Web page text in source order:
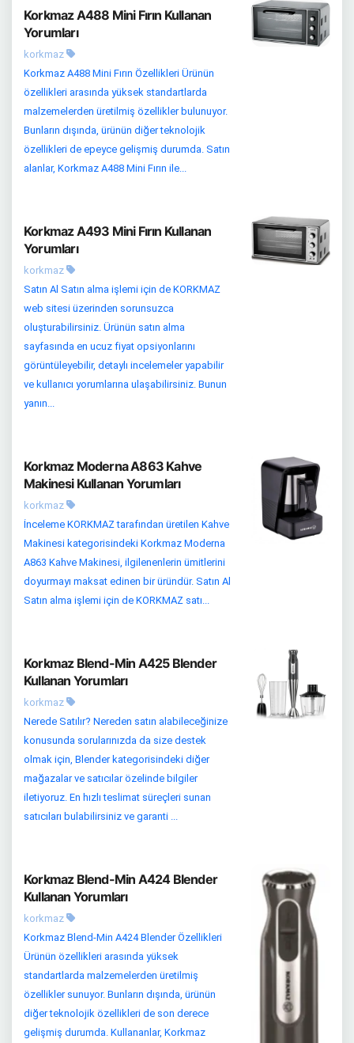
Korkmaz A488 Mini Fırın Kullanan
Yorumları
korkmaz
Korkmaz A488 Mini Fırın Özellikleri Ürünün
özellikleri arasında yüksek standartlarda
malzemelerden üretilmiş özellikler bulunuyor.
Bunların dışında, ürünün diğer teknolojik
özellikleri de epeyce gelişmiş durumda. Satın
alanlar, Korkmaz A488 Mini Fırın ile...
Korkmaz A493 Mini Fırın Kullanan
Yorumları
korkmaz
Satın Al Satın alma işlemi için de KORKMAZ
web sitesi üzerinden sorunsuzca
oluşturabilirsiniz. Ürünün satın alma
sayfasında en ucuz fiyat opsiyonlarını
görüntüleyebilir, detaylı incelemeler yapabilir
ve kullanıcı yorumlarına ulaşabilirsiniz. Bunun
yanın...
Korkmaz Moderna A863 Kahve
Makinesi Kullanan Yorumları
korkmaz
İnceleme KORKMAZ tarafından üretilen Kahve
Makinesi kategorisindeki Korkmaz Moderna
A863 Kahve Makinesi, ilgilenenlerin ümitlerini
doyurmayı maksat edinen bir üründür. Satın Al
Satın alma işlemi için de KORKMAZ satı...
Korkmaz Blend-Min A425 Blender
Kullanan Yorumları
korkmaz
Nerede Satılır? Nereden satın alabileceğinize
konusunda sorularınızda da size destek
olmak için, Blender kategorisindeki diğer
mağazalar ve satıcılar özelinde bilgiler
iletiyoruz. En hızlı teslimat süreçleri sunan
satıcıları bulabilirsiniz ve garanti ...
Korkmaz Blend-Min A424 Blender
Kullanan Yorumları
korkmaz
Korkmaz Blend-Min A424 Blender Özellikleri
Ürünün özellikleri arasında yüksek
standartlarda malzemelerden üretilmiş
özellikler sunuyor. Bunların dışında, ürünün
diğer teknolojik özellikleri de son derece
gelişmiş durumda. Kullananlar, Korkmaz